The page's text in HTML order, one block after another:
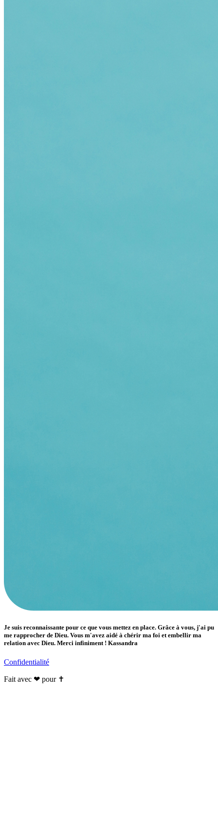
Je suis reconnaissante pour ce que vous mettez en place. Grâce à vous, j'ai pu
me rapprocher de Dieu. Vous m'avez aidé à chérir ma foi et embellir ma
relation avec Dieu. Merci infiniment ! Kassandra
Confidentialité
Fait avec ❤ pour ✝️️